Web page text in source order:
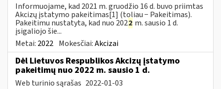
Informuojame, kad 2021 m. gruodžio 16 d. buvo priimtas
Akcizų įstatymo pakeitimas[1] (toliau − Pakeitimas).
Pakeitimu nustatyta, kad nuo 2022 m. sausio 1 d.
įsigaliojo šie...
Metai: 2022 Mokesčiai:Akcizai
Dėl Lietuvos Respublikos Akcizų įstatymo
pakeitimų nuo 2022 m. sausio 1 d.
Web turinio sąrašas 2022-01-03